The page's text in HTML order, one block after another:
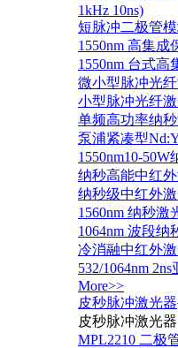
1kHz 10ns)
短脉冲二极管模
1550nm 高集成
1550nm 台式高
微小型脉冲光
小型脉冲光纤激
单频高功率纳
泵浦紧凑型
1550nm10-
纳秒高能中红
纳秒级中红外
1560nm 纳秒激
1064nm 波段纳
冷消融中红外
532/1064nm
More>>
皮秒脉冲激光器
皮秒脉冲激光器
​MPL2210 二极